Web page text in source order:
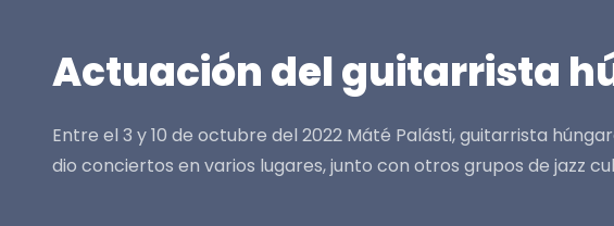
Actuación del guitarrista
Entre el 3 y 10 de octubre del 2022 Máté Palásti, guitarrista
dio conciertos en varios lugares, junto con otros grupos de jazz